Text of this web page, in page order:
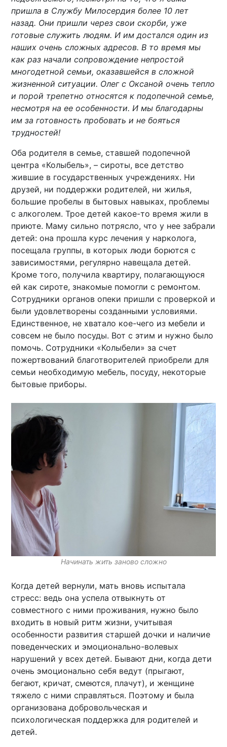
пришла в Службу Милосердия более 10 лет
назад. Они пришли через свои скорби, уже
готовые служить людям. И им достался один из
наших очень сложных адресов. В то время мы
как раз начали сопровождение непростой
многодетной семьи, оказавшейся в сложной
жизненной ситуации. Олег с Оксаной очень тепло
и порой трепетно относятся к подопечной семье,
несмотря на ее особенности. И мы благодарны
им за готовность пробовать и не бояться
трудностей!
Оба родителя в семье, ставшей подопечной
центра «Колыбель», – сироты, все детство
жившие в государственных учреждениях. Ни
друзей, ни поддержки родителей, ни жилья,
большие пробелы в бытовых навыках, проблемы
с алкоголем. Трое детей какое-то время жили в
приюте. Маму сильно потрясло, что у нее забрали
детей: она прошла курс лечения у нарколога,
посещала группы, в которых люди борются с
зависимостями, регулярно навещала детей.
Кроме того, получила квартиру, полагающуюся
ей как сироте, знакомые помогли с ремонтом.
Сотрудники органов опеки пришли с проверкой и
были удовлетворены созданными условиями.
Единственное, не хватало кое-чего из мебели и
совсем не было посуды. Вот с этим и нужно было
помочь. Сотрудники «Колыбели» за счет
пожертвований благотворителей приобрели для
семьи необходимую мебель, посуду, некоторые
бытовые приборы.
Начинать жить заново сложно
Когда детей вернули, мать вновь испытала
стресс: ведь она успела отвыкнуть от
совместного с ними проживания, нужно было
входить в новый ритм жизни, учитывая
особенности развития старшей дочки и наличие
поведенческих и эмоционально-волевых
нарушений у всех детей. Бывают дни, когда дети
очень эмоционально себя ведут (прыгают,
бегают, кричат, смеются, плачут), и женщине
тяжело с ними справляться. Поэтому и была
организована добровольческая и
психологическая поддержка для родителей и
детей.